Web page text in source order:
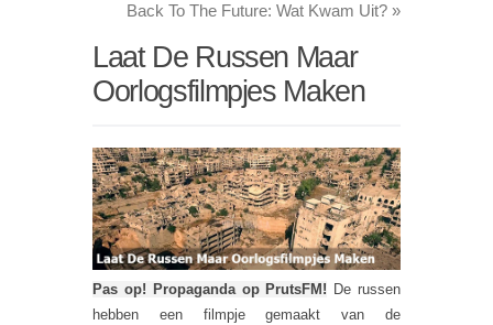
Back To The Future: Wat Kwam Uit? »
Laat De Russen Maar
Oorlogsfilmpjes Maken
Pas op! Propaganda op PrutsFM! De russen
hebben een filmpje gemaakt van de